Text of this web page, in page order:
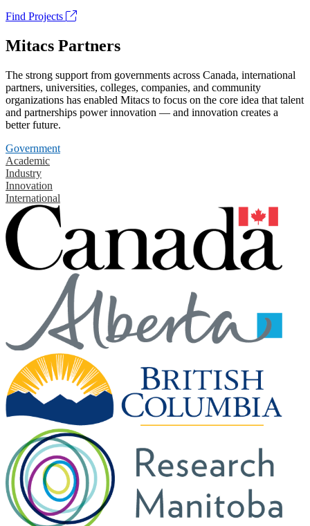
Find Projects
Mitacs Partners
The strong support from governments across Canada, international
partners, universities, colleges, companies, and community
organizations has enabled Mitacs to focus on the core idea that talent
and partnerships power innovation — and innovation creates a
better future.
Government
Academic
Industry
Innovation
International